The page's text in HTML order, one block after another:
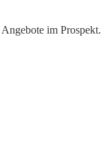
im Prospekt.